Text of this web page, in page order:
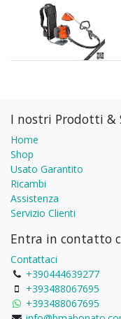
I nostri Prodotti &
Home
Shop
Usato Garantito
Ricambi
Assistenza
Servizio Clienti
Entra in contatto
Contattaci
+390444639277
+393488067695
+393488067695